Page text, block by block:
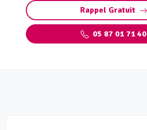
Rappel Gratuit
05 87 01 71 40